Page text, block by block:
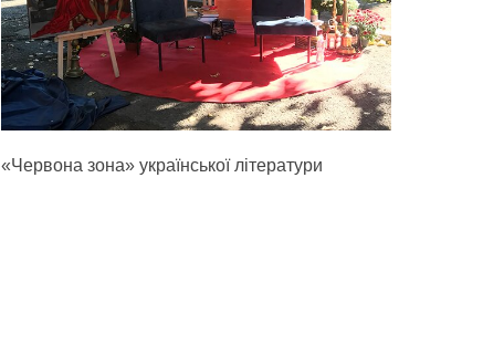
«Червона зона» української літератури